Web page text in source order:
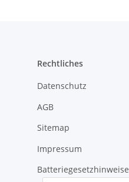
Rechtliches
Datenschutz
AGB
Sitemap
Impressum
Batteriegesetzhinweise